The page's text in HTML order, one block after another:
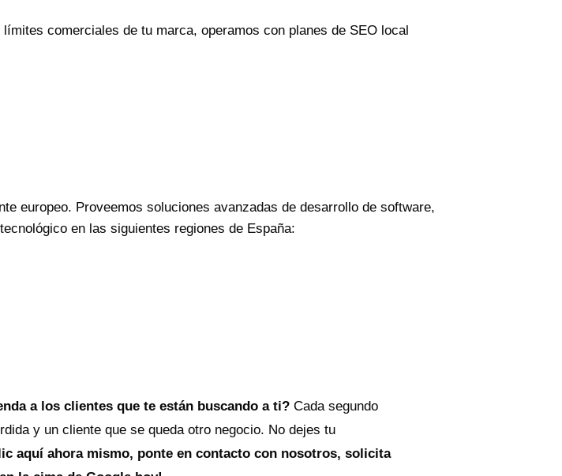
comerciales de tu marca, operamos con planes de SEO local
europeo. Proveemos soluciones avanzadas de desarrollo de software,
en las siguientes regiones de España:
a los clientes que te están buscando a ti? Cada segundo
y un cliente que se queda otro negocio. No dejes tu
aquí ahora mismo, ponte en contacto con nosotros, solicita